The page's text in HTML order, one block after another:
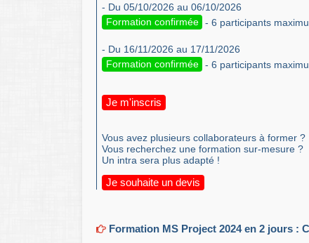
- Du 05/10/2026 au 06/10/2026
Formation confirmée - 6 participants
- Du 16/11/2026 au 17/11/2026
Formation confirmée - 6 participants
Je m'inscris
Vous avez plusieurs collaborateurs à former ?
Vous recherchez une formation sur-mesure ?
Un intra sera plus adapté !
Je souhaite un devis
Formation MS Project 2024 en 2 jours :